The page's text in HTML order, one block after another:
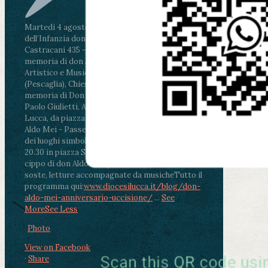
Martedì 4 agosto2026
ore 11:30 - Lucca, Scuola
dell’Infanzia don Aldo Mei - Viale Castruccio
Castracani 435 - Inaugurazione murales in
memoria di don Aldo Mei curato dal Liceo
Artistico e Musicale “Passaglia”
ore 18 - Fiano
(Pescaglia), Chiesa parrocchiale - Messa in
memoria di Don Aldo Mei celebrata da mons.
Paolo Giulietti, Arcivescovo di Lucca
ore 20.30 -
Lucca, da piazza San Michele al Cippo di don
Aldo Mei - Passeggiata della Memoria in alcuni
dei luoghi simbolo della città. Ritrovo alle ore
20.30 in piazza San Michele con conclusione al
cippo di don Aldo Mei (Porta Elisa). Durante le
soste, letture accompagnate da musicheTutto il
programma qui:www.diocesilucca.it/blog/don-
aldo-mei-anniversario-uccisione/ ... See
MoreSee Less
Photo
View on Facebook
· Share